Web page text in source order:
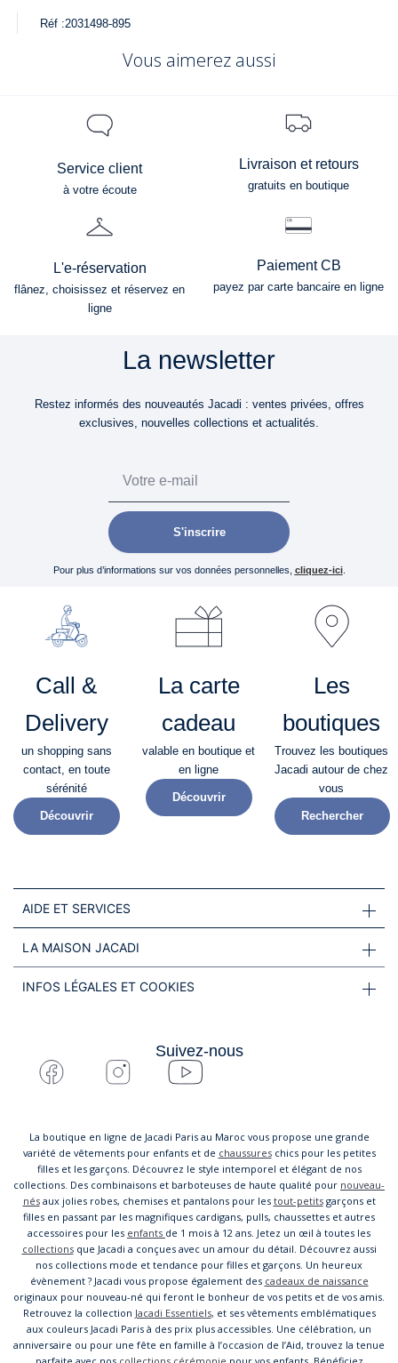
Réf :2031498-895
Vous aimerez aussi
Service client
à votre écoute
Livraison et retours
gratuits en boutique
L'e-réservation
flânez, choisissez et réservez en
ligne
Paiement CB
payez par carte bancaire en ligne
La newsletter
Restez informés des nouveautés Jacadi : ventes privées, offres
exclusives, nouvelles collections et actualités.
S'inscrire
Pour plus d’informations sur vos données personnelles, cliquez-ici.
Call &
Delivery
un shopping sans
contact, en toute
sérénité​
Découvrir
La carte
cadeau
valable en boutique et
en ligne
Découvrir
Les
boutiques
Trouvez les boutiques
Jacadi autour de chez
vous
Rechercher
AIDE ET SERVICES
LA MAISON JACADI
INFOS LÉGALES ET COOKIES
Suivez-nous
La boutique en ligne de Jacadi Paris au Maroc vous propose une grande
variété de vêtements pour enfants et de chaussureschics pour les petites
filles et les garçons. Découvrez le style intemporel et élégant de nos
collections. Des combinaisons et barboteuses de haute qualité pour nouveau-
nésaux jolies robes, chemises et pantalons pour les tout-petitsgarçons et
filles en passant par les magnifiques cardigans, pulls, chaussettes et autres
accessoires pour les enfants de 1 mois à 12 ans. Jetez un œil à toutes les
collectionsque Jacadi a conçues avec un amour du détail. Découvrez aussi
nos collections mode et tendance pour filles et garçons. Un heureux
évènement ? Jacadi vous propose également des cadeaux de naissance
originaux pour nouveau-né qui feront le bonheur de vos petits et de vos amis.
Retrouvez la collection Jacadi Essentiels, et ses vêtements emblématiques
aux couleurs Jacadi Paris à des prix plus accessibles. Une célébration, un
anniversaire ou pour une fête en famille à l’occasion de l’Aid, trouvez la tenue